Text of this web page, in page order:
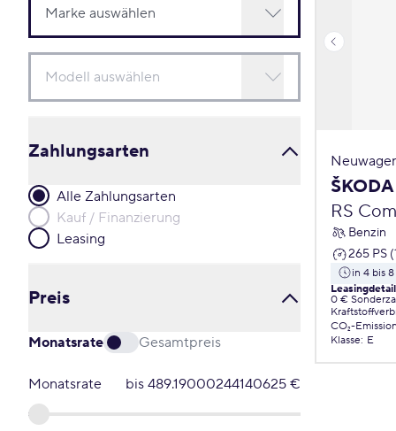
Zahlungsarten
Alle Zahlungsarten
Kauf / Finanzierung
Leasing
Preis
Monatsrate Gesamtpreis
Monatsrate bis 489.19000244140625 €
RS
Benzin
265 PS
in 4 bis
0 €
CO₂-
Klasse: E